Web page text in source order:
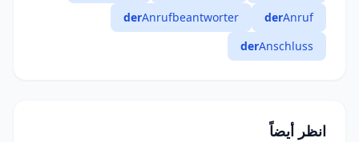
derAnruf
derAnrufbeantworter
derAnschluss
انظر أيضاً